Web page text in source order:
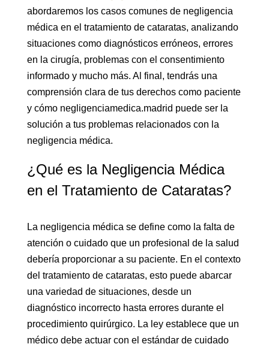
abordaremos los casos comunes de negligencia
médica en el tratamiento de cataratas, analizando
situaciones como diagnósticos erróneos, errores
en la cirugía, problemas con el consentimiento
informado y mucho más. Al final, tendrás una
comprensión clara de tus derechos como paciente
y cómo negligenciamedica.madrid puede ser la
solución a tus problemas relacionados con la
negligencia médica.
¿Qué es la Negligencia Médica
en el Tratamiento de Cataratas?
La negligencia médica se define como la falta de
atención o cuidado que un profesional de la salud
debería proporcionar a su paciente. En el contexto
del tratamiento de cataratas, esto puede abarcar
una variedad de situaciones, desde un
diagnóstico incorrecto hasta errores durante el
procedimiento quirúrgico. La ley establece que un
médico debe actuar con el estándar de cuidado